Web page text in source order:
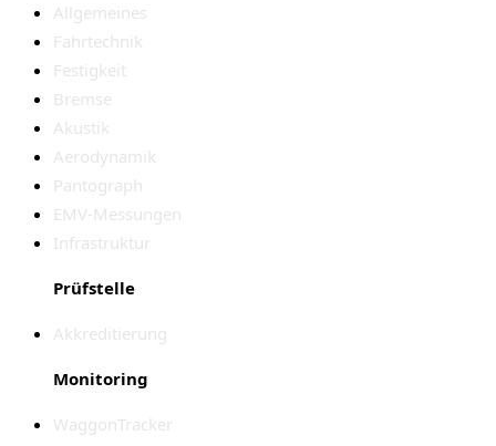
Allgemeines
Fahrtechnik
Festigkeit
Bremse
Akustik
Aerodynamik
Pantograph
EMV-Messungen
Infrastruktur
Prüfstelle
Akkreditierung
Monitoring
WaggonTracker